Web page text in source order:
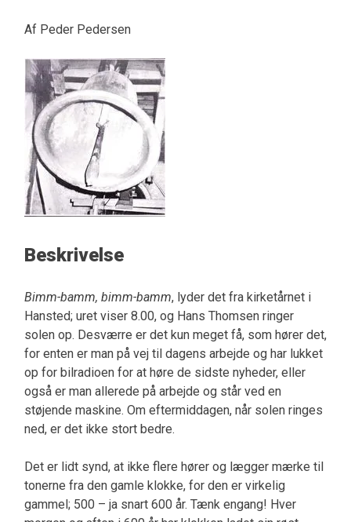
Af Peder Pedersen
Beskrivelse
Bimm-bamm, bimm-bamm, lyder det fra kirketårnet i
Hansted; uret viser 8.00, og Hans Thomsen ringer
solen op. Desværre er det kun meget få, som hører det,
for enten er man på vej til dagens arbejde og har lukket
op for bilradioen for at høre de sidste nyheder, eller
også er man allerede på arbejde og står ved en
støjende maskine. Om eftermiddagen, når solen ringes
ned, er det ikke stort bedre.
Det er lidt synd, at ikke flere hører og lægger mærke til
tonerne fra den gamle klokke, for den er virkelig
gammel; 500 – ja snart 600 år. Tænk engang! Hver